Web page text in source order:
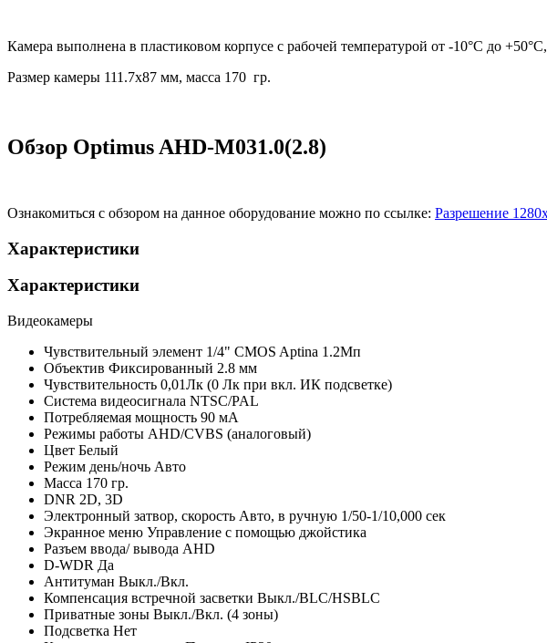
Камера выполнена в пластиковом корпусе с рабочей температурой от -10°С до
Размер камеры 111.7х87 мм, масса 170 гр.
Обзор Optimus AHD-M031.0(2.8)
Ознакомиться с обзором на данное оборудование можно по ссылке: Разрешение
Характеристики
Характеристики
Видеокамеры
Чувствительный элемент 1/4" CMOS Aptina 1.2Мп
Объектив Фиксированный 2.8 мм
Чувствительность 0,01Лк (0 Лк при вкл. ИК подсветке)
Система видеосигнала NTSC/PAL
Потребляемая мощность 90 мА
Режимы работы AHD/CVBS (аналоговый)
Цвет Белый
Режим день/ночь Авто
Масса 170 гр.
DNR 2D, 3D
Электронный затвор, скорость Авто, в ручную 1/50-1/10,000 сек
Экранное меню Управление с помощью джойстика
Разъем ввода/ вывода AHD
D-WDR Да
Антитуман Выкл./Вкл.
Компенсация встречной засветки Выкл./BLC/HSBLC
Приватные зоны Выкл./Вкл. (4 зоны)
Подсветка Нет